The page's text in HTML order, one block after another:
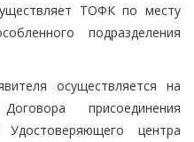
ТОФК по месту
подразделения
осуществляется на
присоединения
центра